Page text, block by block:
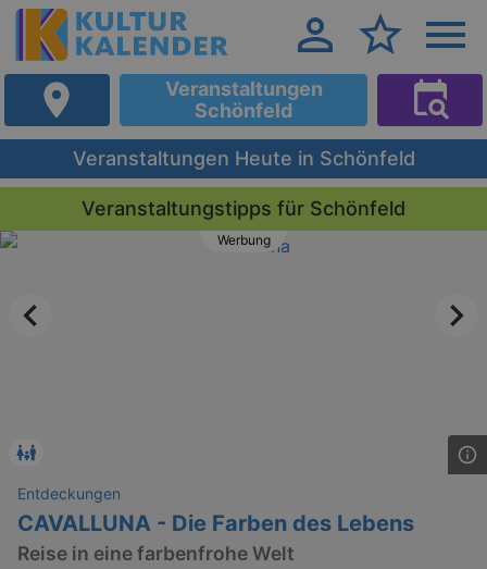
Veranstaltungen
Schönfeld
Veranstaltungen Heute in Schönfeld
Veranstaltungstipps für Schönfeld
Werbung
Entdeckungen
CAVALLUNA - Die Farben des Lebens
Reise in eine farbenfrohe Welt